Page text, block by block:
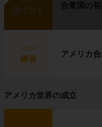
ポイント
合衆国の
step3
練習
アメリカ
アメリカ世界の成立